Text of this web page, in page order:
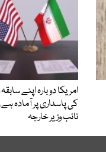
امریکا دوبارہ اپنے
کی پاسداری پر آمادہ ہے،
نائب وزیر خارجہ